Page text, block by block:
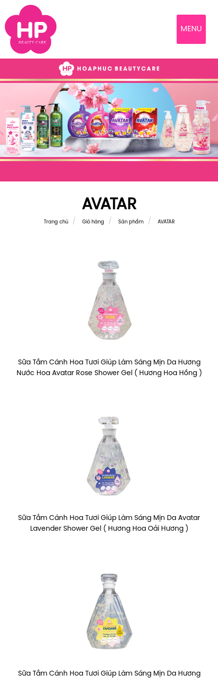
MENU
AVATAR
Trang chủ Giỏ hàng Sản phẩm AVATAR
Sữa Tắm Cánh Hoa Tươi Giúp Làm Sáng Mịn Da Hương
Nước Hoa Avatar Rose Shower Gel ( Hương Hoa Hồng )
Sữa Tắm Cánh Hoa Tươi Giúp Làm Sáng Mịn Da Avatar
Lavender Shower Gel ( Hương Hoa Oải Hương )
Sữa Tắm Cánh Hoa Tươi Giúp Làm Sáng Mịn Da Hương